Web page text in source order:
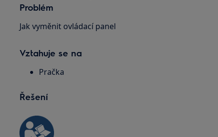
Problém
Jak vyměnit ovládací panel
Vztahuje se na
Pračka
Řešení